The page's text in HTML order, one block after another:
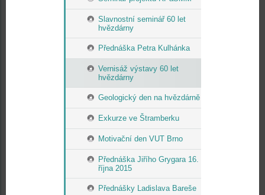
Slavnostní seminář 60 let
hvězdárny
Přednáška Petra Kulhánka
Vernisáž výstavy 60 let
hvězdárny
Geologický den na hvězdárně
Exkurze ve Štramberku
Motivační den VUT Brno
Přednáška Jiřího Grygara 16.
října 2015
Přednášky Ladislava Bareše